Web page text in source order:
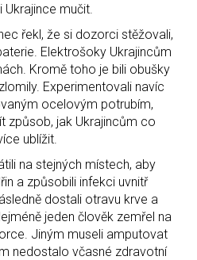
Ukrajince mučit.
řekl, že si dozorci stěžovali,
Elektrošoky Ukrajincům
Kromě toho je bili obušky
Experimentovali navíc
ocelovým potrubím,
způsob, jak Ukrajincům co
ublížit.
na stejných místech, aby
a způsobili infekci uvnitř
dostali otravu krve a
jeden člověk zemřel na
Jiným museli amputovat
nedostalo včasné zdravotní